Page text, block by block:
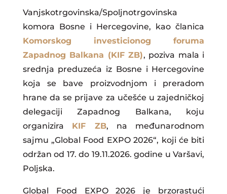
Vanjskotrgovinska/Spoljnotrgovinska
komora Bosne i Hercegovine, kao članica
Komorskog investicionog foruma
Zapadnog Balkana (KIF ZB), poziva mala i
srednja preduzeća iz Bosne i Hercegovine
koja se bave proizvodnjom i preradom
hrane da se prijave za učešće u zajedničkoj
delegaciji Zapadnog Balkana, koju
organizira KIF ZB, na međunarodnom
sajmu „Global Food EXPO 2026“, koji će biti
održan od 17. do 19.11.2026. godine u Varšavi,
Poljska.
Global Food EXPO 2026 je brzorastući